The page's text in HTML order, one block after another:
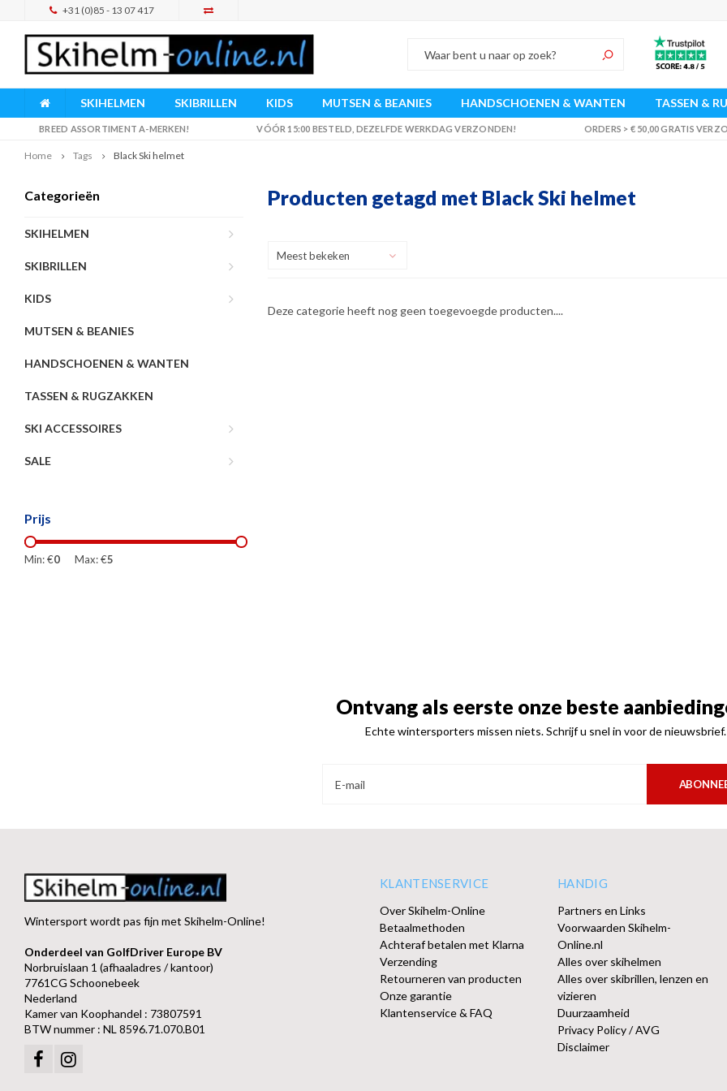
+31 (0)85 - 13 07 417
SKIHELMEN SKIBRILLEN KIDS MUTSEN & BEANIES HANDSCHOENEN & WANTEN TASSEN &
BREED ASSORTIMENT A-MERKEN! VÓÓR 15:00 BESTELD, DEZELFDE WERKDAG VERZONDEN! ORDERS > € 50,00 GRATIS
Home Tags Black Ski helmet
Categorieën
SKIHELMEN
SKIBRILLEN
KIDS
MUTSEN & BEANIES
HANDSCHOENEN & WANTEN
TASSEN & RUGZAKKEN
SKI ACCESSOIRES
SALE
Prijs
Min: €0 Max: €5
Producten getagd met Black Ski helmet
Meest bekeken
Deze categorie heeft nog geen toegevoegde producten....
Ontvang als eerste onze beste
Echte wintersporters missen niets. Schrijf u snel in voor de nieuwsbrief.
Wintersport wordt pas fijn met Skihelm-Online!
Onderdeel van GolfDriver Europe BV
Norbruislaan 1 (afhaaladres / kantoor)
7761CG Schoonebeek
Nederland
Kamer van Koophandel : 73807591
BTW nummer : NL 8596.71.070.B01
KLANTENSERVICE
Over Skihelm-Online
Betaalmethoden
Achteraf betalen met Klarna
Verzending
Retourneren van producten
Onze garantie
Klantenservice & FAQ
HANDIG
Partners en Links
Voorwaarden Skihelm-
Online.nl
Alles over skihelmen
Alles over skibrillen, lenzen en
vizieren
Duurzaamheid
Privacy Policy / AVG
Disclaimer